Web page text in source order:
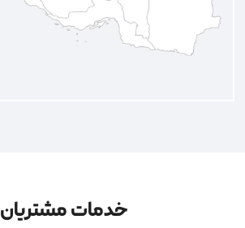
خدمات مشتریان